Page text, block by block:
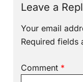
Leave a
Your email
Required fields
Comment *